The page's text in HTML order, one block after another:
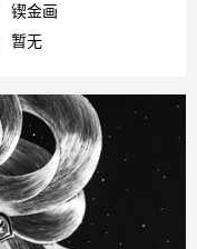
锲金画
暂无